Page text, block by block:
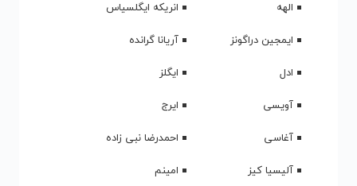
الهه
انریکه ایگلسیاس
ایمجین دراگونز
آریانا گرانده
ادل
ایگلز
آویسی
ایرج
آغاسی
احمدرضا نبی زاده
آلیسیا کیز
امینم